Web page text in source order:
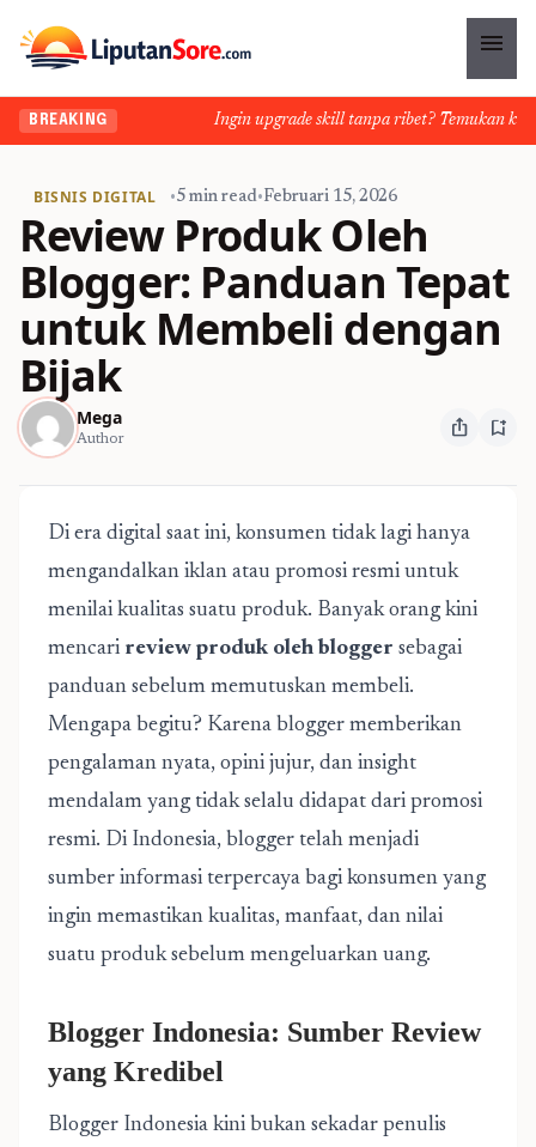
menu
BREAKING Ingin upgrade skill tanpa ribet? Temukan kelas
BISNIS DIGITAL •5 min read•Februari 15, 2026
Review Produk Oleh
Blogger: Panduan Tepat
untuk Membeli dengan
Bijak
Mega
Author ios_share bookmark_add
Di era digital saat ini, konsumen tidak lagi hanya
mengandalkan iklan atau promosi resmi untuk
menilai kualitas suatu produk. Banyak orang kini
mencari review produk oleh blogger sebagai
panduan sebelum memutuskan membeli.
Mengapa begitu? Karena blogger memberikan
pengalaman nyata, opini jujur, dan insight
mendalam yang tidak selalu didapat dari promosi
resmi. Di Indonesia, blogger telah menjadi
sumber informasi terpercaya bagi konsumen yang
ingin memastikan kualitas, manfaat, dan nilai
suatu produk sebelum mengeluarkan uang.
Blogger Indonesia: Sumber Review
yang Kredibel
Blogger Indonesia kini bukan sekadar penulis